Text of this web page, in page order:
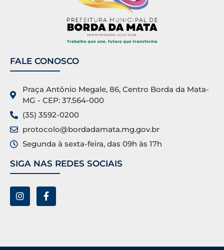
FALE CONOSCO
Praça Antônio Megale, 86, Centro Borda da Mata-
MG - CEP: 37.564-000
(35) 3592-0200
protocolo@bordadamata.mg.gov.br
Segunda à sexta-feira, das 09h às 17h
SIGA NAS REDES SOCIAIS